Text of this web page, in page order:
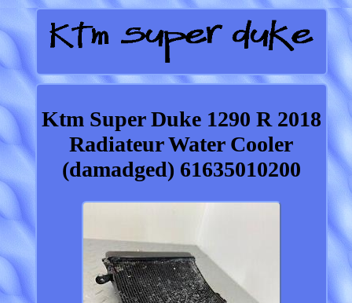
Ktm Super Duke 1290 R 2018
Radiateur Water Cooler
(damadged) 61635010200